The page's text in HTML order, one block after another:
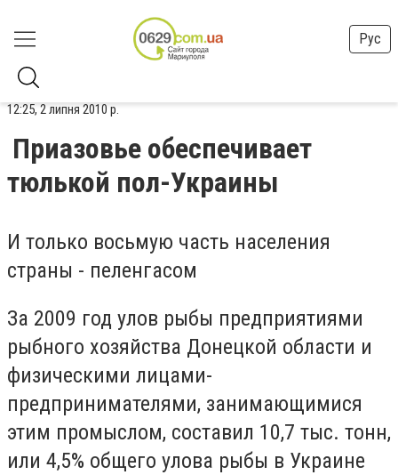
Рус
12:25, 2 липня 2010 р.
Приазовье обеспечивает
тюлькой пол-Украины
И только восьмую часть населения
страны - пеленгасом
За 2009 год улов рыбы предприятиями
рыбного хозяйства Донецкой области и
физическими лицами-
предпринимателями, занимающимися
этим промыслом, составил 10,7 тыс. тонн,
или 4,5% общего улова рыбы в Украине